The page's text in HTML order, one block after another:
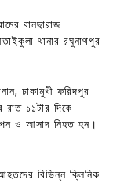
বানছারাজ
থানার রঘুনাথপুর
ঢাকামুখী ফরিদপুর
রাত ১১টার দিকে
ও আসাদ নিহত হন।
বিভিন্ন ক্লিনিক